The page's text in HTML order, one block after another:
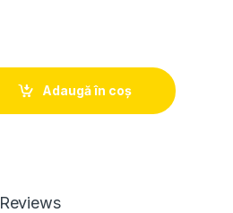
Adaugă în coș
Reviews